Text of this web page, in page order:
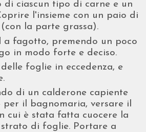
di ciascun tipo di carne e un
l'insieme con un paio di
la parte grassa).
a fagotto, premendo un poco
in modo forte e deciso.
foglie in eccedenza, e
di un calderone capiente
il bagnomaria, versare il
cui è stata fatta cuocere la
di foglie. Portare a